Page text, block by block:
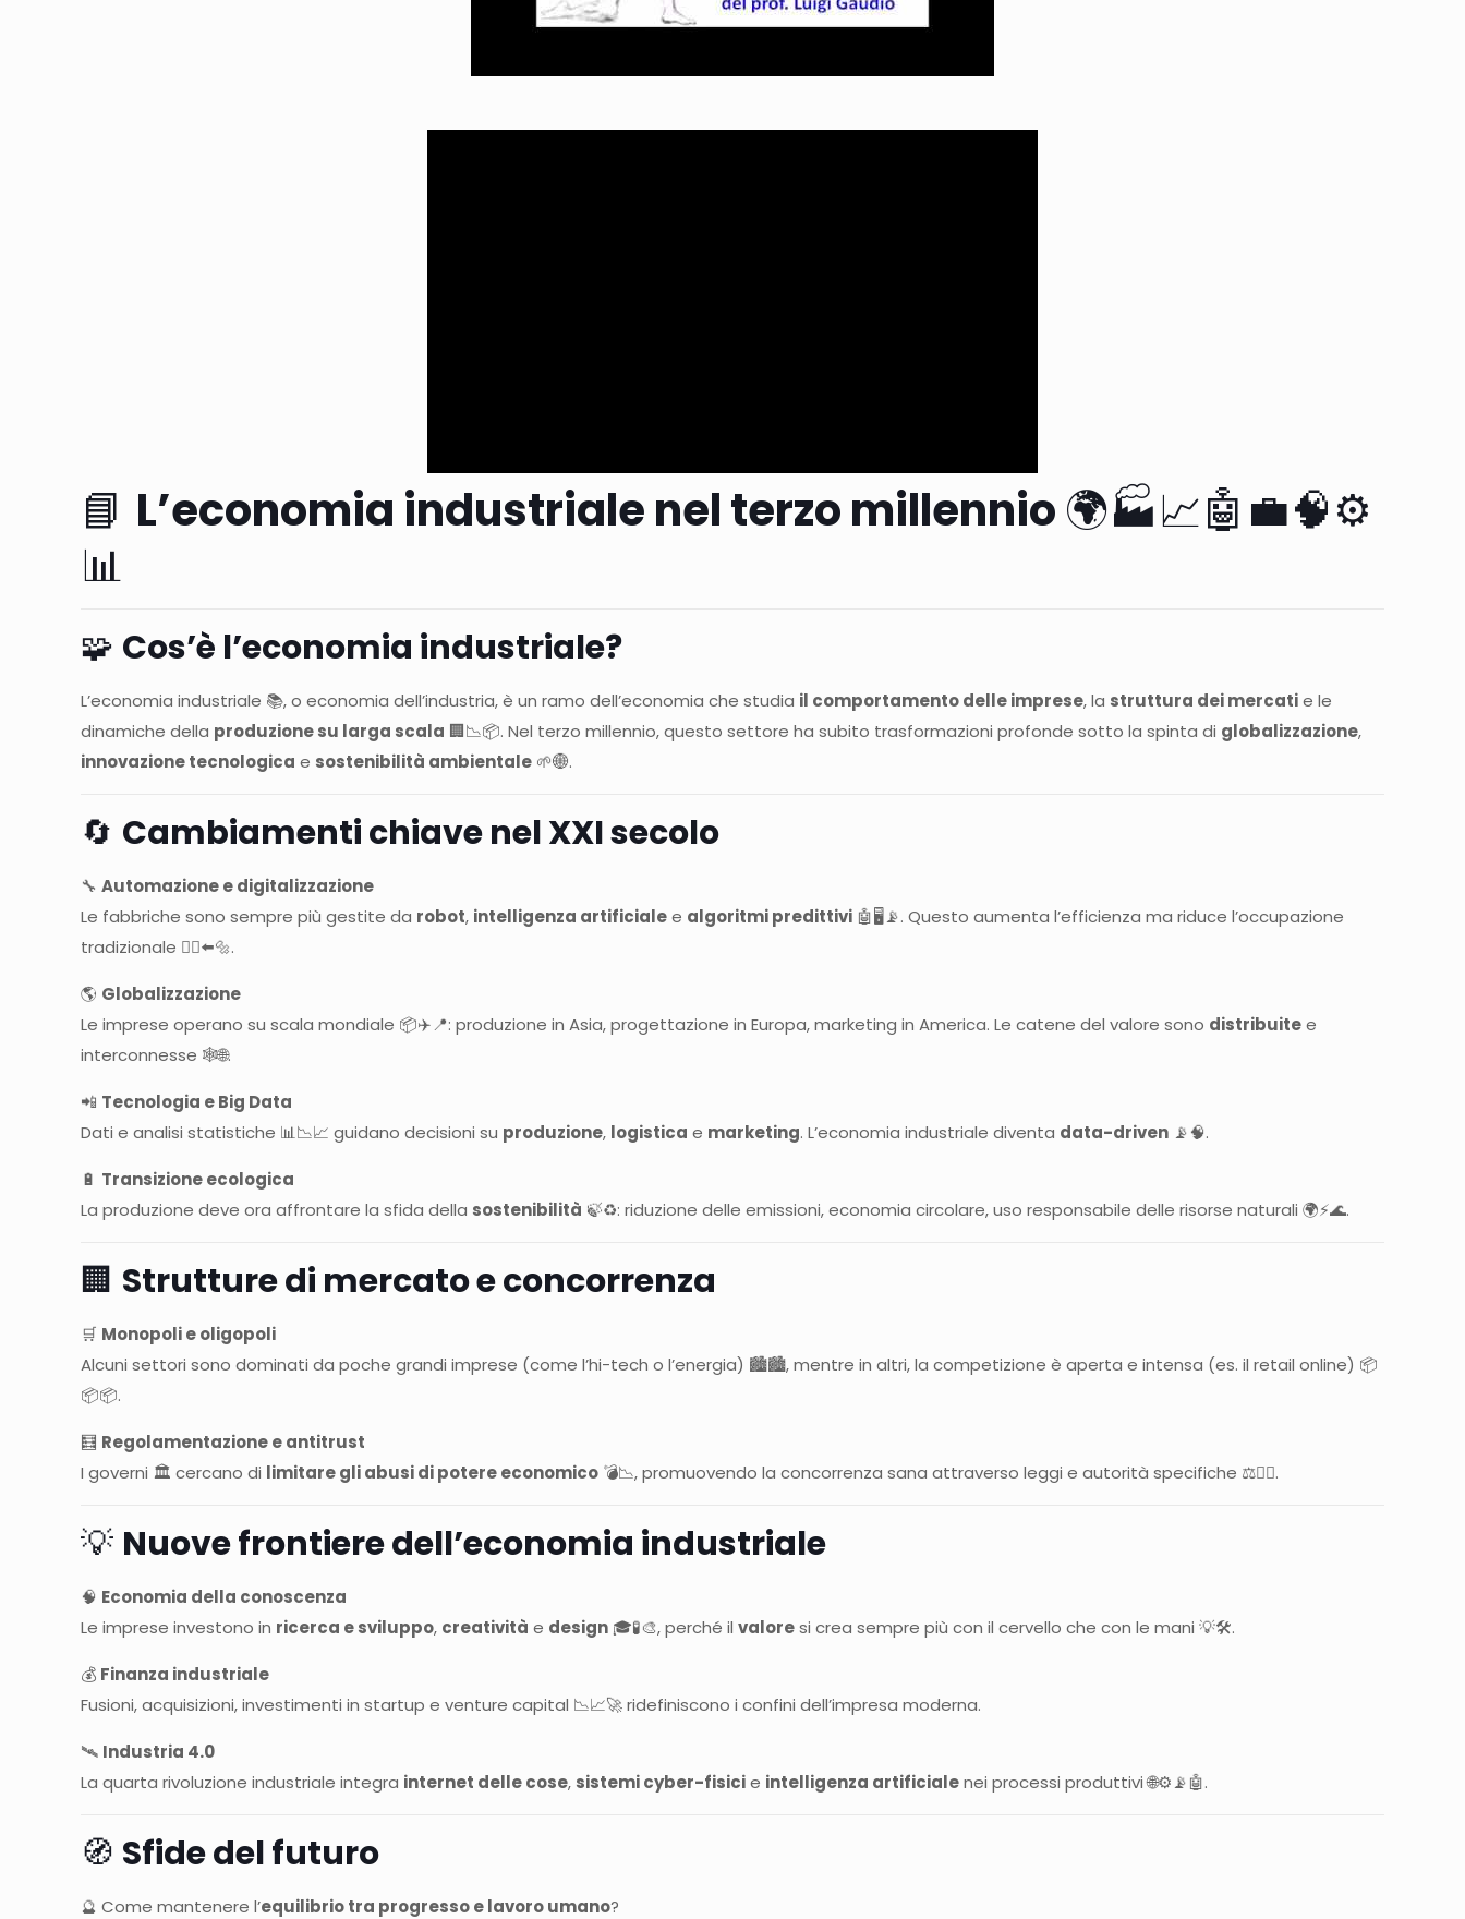
📘 L’economia industriale nel terzo millennio🌍🏭📈🤖💼🧠⚙️
📊
🧩 Cos’è l’economia industriale?
L’economia industriale 📚, o economia dell’industria, è un ramo dell’economia che studia il comportamento delle imprese, la struttura dei mercatie le
dinamiche della produzione su larga scala 🏢📉📦. Nel terzo millennio, questo settore ha subito trasformazioni profonde sotto la spinta di globalizzazione,
innovazione tecnologica e sostenibilità ambientale 🌱🌐.
🔄 Cambiamenti chiave nel XXI secolo
🔧Automazione e digitalizzazione
Le fabbriche sono sempre più gestite da robot, intelligenza artificialee algoritmi predittivi 🤖🖥️📡. Questo aumenta l’efficienza ma riduce l’occupazione
tradizionale 🧍‍♂️⬅️🔩.
🌎 Globalizzazione
Le imprese operano su scala mondiale 📦✈️📍: produzione in Asia, progettazione in Europa, marketing in America. Le catene del valore sono distribuitee
interconnesse 🕸️🌐.
📲 Tecnologia e Big Data
Dati e analisi statistiche 📊📉📈 guidano decisioni su produzione, logistica e marketing. L’economia industriale diventa data-driven 📡🧠.
🔋 Transizione ecologica
La produzione deve ora affrontare la sfida della sostenibilità 🍃♻️: riduzione delle emissioni, economia circolare, uso responsabile delle risorse naturali 🌍⚡🌊.
🏢 Strutture di mercato e concorrenza
🛒 Monopoli e oligopoli
Alcuni settori sono dominati da poche grandi imprese (come l’hi-tech o l’energia) 🏙️🏙️, mentre in altri, la competizione è aperta e intensa (es. il retail online) 📦
📦📦.
🧮 Regolamentazione e antitrust
I governi 🏛️ cercano di limitare gli abusi di potere economico 💣📉, promuovendo la concorrenza sana attraverso leggi e autorità specifiche ⚖️🕵️‍♂️.
💡 Nuove frontiere dell’economia industriale
🧠 Economia della conoscenza
Le imprese investono in ricerca e sviluppo, creatività e design 🎓🧪🎨, perché ilvaloresi crea sempre più con il cervello che con le mani 💡🛠️.
💰 Finanza industriale
Fusioni, acquisizioni, investimenti in startup e venture capital 📉📈🚀 ridefiniscono i confini dell’impresa moderna.
🛰️ Industria 4.0
La quarta rivoluzione industriale integra internet delle cose, sistemi cyber-fisicie intelligenza artificialenei processi produttivi 🌐⚙️📡🤖.
🧭 Sfide del futuro
🔮 Come mantenere l’equilibrio tra progresso e lavoro umano?